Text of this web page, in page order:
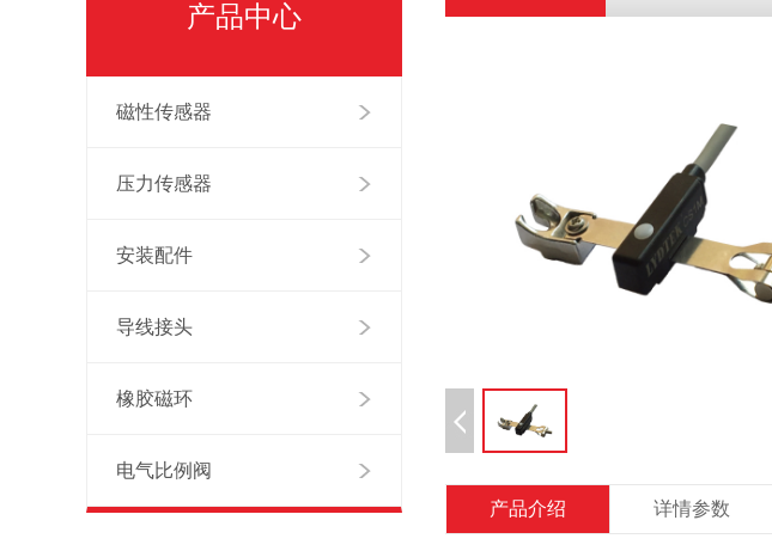
产品中心
磁性传感器
压力传感器
安装配件
导线接头
橡胶磁环
电气比例阀
产品介绍 详情参数